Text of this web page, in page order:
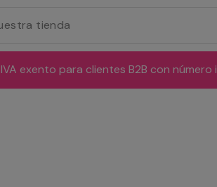
IVA exento para clientes B2B con